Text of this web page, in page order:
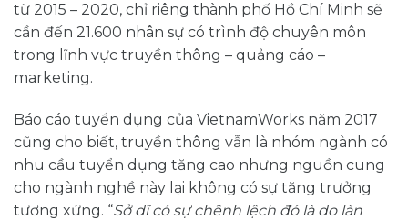
từ 2015 – 2020, chỉ riêng thành phố Hồ Chí Minh sẽ
cần đến 21.600 nhân sự có trình độ chuyên môn
trong lĩnh vực truyền thông – quảng cáo –
marketing.
Báo cáo tuyển dụng của VietnamWorks năm 2017
cũng cho biết, truyền thông vẫn là nhóm ngành có
nhu cầu tuyển dụng tăng cao nhưng nguồn cung
cho ngành nghề này lại không có sự tăng trưởng
tương xứng. “Sở dĩ có sự chênh lệch đó là do làn